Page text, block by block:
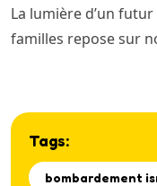
La lumière d’un
familles repose sur
Tags:
bombardement